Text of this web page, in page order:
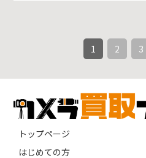
1 2 3
トップページ
はじめての方